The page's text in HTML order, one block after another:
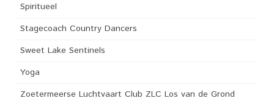
Spiritueel
Stagecoach Country Dancers
Sweet Lake Sentinels
Yoga
Zoetermeerse Luchtvaart Club ZLC Los van de Grond